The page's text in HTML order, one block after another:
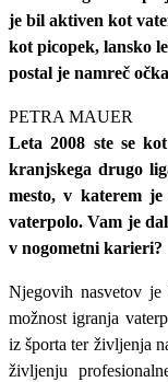
je bil aktiven kot
kot picopek, lansko
postal je namreč
PETRA MAUER
Leta 2008 ste se
kranjskega drugo
mesto, v katerem
vaterpolo. Vam je
v nogometni karieri?
Njegovih nasvetov
možnost igranja
iz športa ter življenja
življenju